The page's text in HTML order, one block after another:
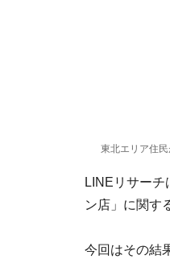
東北エリア住
LINEリサー
ン店」に関す
今回はその結